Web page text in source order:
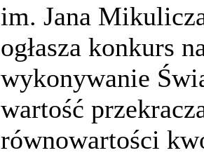
im. Jana
ogłasza konkurs
wykonywanie
wartość
równowartości